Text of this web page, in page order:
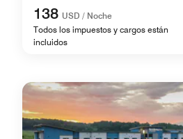
138 USD / Noche
Todos los impuestos y cargos están
incluidos